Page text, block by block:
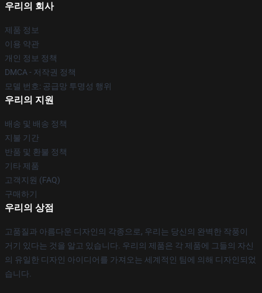
우리의 회사
제품 정보
이용 약관
개인 정보 정책
DMCA - 저작권 정책
모델 번호: 공급망 투명성 행위
우리의 지원
배송 및 배송 정책
지불 기간
반품 및 환불 정책
기타 제품
고객지원 (FAQ)
구매하기
우리의 상점
고품질과 아름다운 디자인의 각종으로, 우리는 당신의 완벽한 작풍이
거기 있다는 것을 알고 있습니다. 우리의 제품은 각 제품에 그들의 자신
의 유일한 디자인 아이디어를 가져오는 세계적인 팀에 의해 디자인되었
습니다.